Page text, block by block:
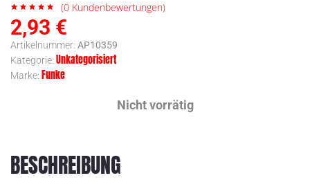
BESCHREIBUNG
(0 Kundenbewertungen)
2,93 €
Artikelnummer: AP10359
Kategorie: Unkategorisiert
Marke: Funke
Nicht vorrätig